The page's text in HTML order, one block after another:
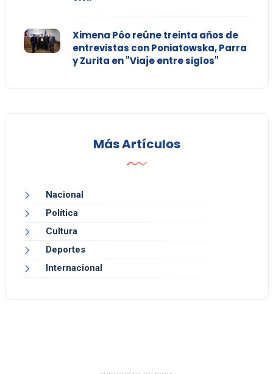
Ximena Póo reúne treinta años de
entrevistas con Poniatowska, Parra
y Zurita en "Viaje entre siglos"
Más Artículos
Nacional
Política
Cultura
Deportes
Internacional